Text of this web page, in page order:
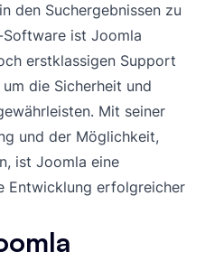
den Suchergebnissen zu
ist Joomla
erstklassigen Support
die Sicherheit und
Mit seiner
und der Möglichkeit,
ist Joomla eine
Entwicklung erfolgreicher